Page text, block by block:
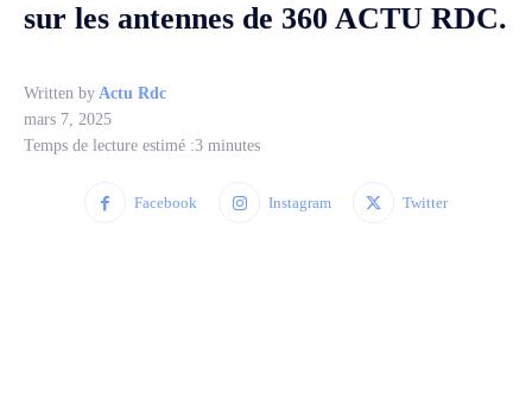
sur les antennes de 360 ACTU RDC.
Written by Actu Rdc
mars 7, 2025
Temps de lecture estimé :3 minutes
Facebook Instagram Twitter